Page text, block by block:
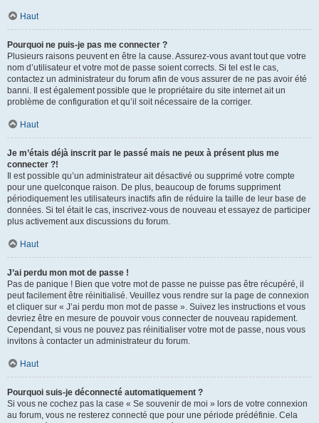
Haut
Pourquoi ne puis-je pas me connecter ?
Plusieurs raisons peuvent en être la cause. Assurez-vous avant tout que votre
nom d’utilisateur et votre mot de passe soient corrects. Si tel est le cas,
contactez un administrateur du forum afin de vous assurer de ne pas avoir été
banni. Il est également possible que le propriétaire du site internet ait un
problème de configuration et qu’il soit nécessaire de la corriger.
Haut
Je m’étais déjà inscrit par le passé mais ne peux à présent plus me
connecter ?!
Il est possible qu’un administrateur ait désactivé ou supprimé votre compte
pour une quelconque raison. De plus, beaucoup de forums suppriment
périodiquement les utilisateurs inactifs afin de réduire la taille de leur base de
données. Si tel était le cas, inscrivez-vous de nouveau et essayez de participer
plus activement aux discussions du forum.
Haut
J’ai perdu mon mot de passe !
Pas de panique ! Bien que votre mot de passe ne puisse pas être récupéré, il
peut facilement être réinitialisé. Veuillez vous rendre sur la page de connexion
et cliquer sur « J’ai perdu mon mot de passe ». Suivez les instructions et vous
devriez être en mesure de pouvoir vous connecter de nouveau rapidement.
Cependant, si vous ne pouvez pas réinitialiser votre mot de passe, nous vous
invitons à contacter un administrateur du forum.
Haut
Pourquoi suis-je déconnecté automatiquement ?
Si vous ne cochez pas la case « Se souvenir de moi » lors de votre connexion
au forum, vous ne resterez connecté que pour une période prédéfinie. Cela